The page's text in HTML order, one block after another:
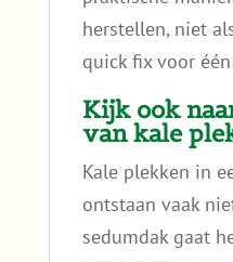
herstellen, niet
quick fix voor
Kijk ook
van kale
Kale plekken in
ontstaan vaak
sedumdak gaat